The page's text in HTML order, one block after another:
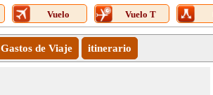
Vuelo Vuelo T
Gastos de Viaje itinerario